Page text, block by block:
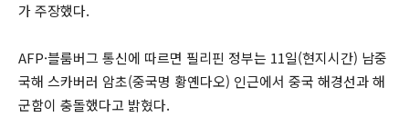
가 주장했다.
AFP·블룸버그 통신에 따르면 필리핀 정부는 11일(현지시간) 남중
국해 스카버러 암초(중국명 황옌다오) 인근에서 중국 해경선과 해
군함이 충돌했다고 밝혔다.